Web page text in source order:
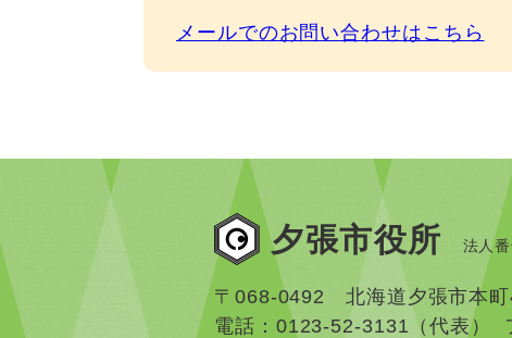
メールでのお問い合わせはこちら
夕張市役所 法人
〒068-0492 北海道夕張市本町
電話：0123-52-3131（代表）